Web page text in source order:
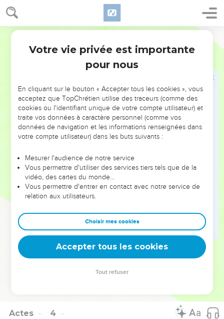
Actes 3
par la bouche de tous ses prophètes, que le Christ devait
souffrir.
Repentez-vous donc et vous convertissez, afin que vos
Afin que des temps de rafraîchissements viennent de la
part du Seigneur, et qu'Il vous envoie celui qui vous a été
Que le ciel doit recevoir jusqu'au temps du rétablissement
de toutes choses, dont Dieu a parlé par la bouche de tous
ses saints prophètes, depuis longtemps.
Car Moïse a dit à nos pères : Le Seigneur votre Dieu vous
écoutez-le dans tout ce qu'il vous dira.
Et quiconque n'écoutera pas ce prophète, sera exterminé
du milieu du peuple.
24
qui ont suivi, ont aussi prédit ces jours.
Vous êtes les enfants des prophètes, et de l'alliance que
Dieu a traitée avec nos pères, en disant à Abraham : Toutes
les familles de la terre seront bénies en ta postérité.
C'est pour vous premièrement, que Dieu ayant suscité son
Actes 4
Votre vie privée est importante
pour nous
En cliquant sur le bouton « Accepter tous les cookies », vous
acceptez que TopChrétien utilise des traceurs (comme des
cookies ou l'identifiant unique de votre compte utilisateur) et
traite vos données à caractère personnel (comme vos
données de navigation et les informations renseignées dans
votre compte utilisateur) dans les buts suivants :
Mesurer l'audience de notre service
Vous permettre d'utiliser des services tiers tels que de la
vidéo, des cartes du monde…
Vous permettre d'entrer en contact avec notre service de
relation aux utilisateurs.
Choisir mes cookies
Accepter tous les cookies
Tout refuser